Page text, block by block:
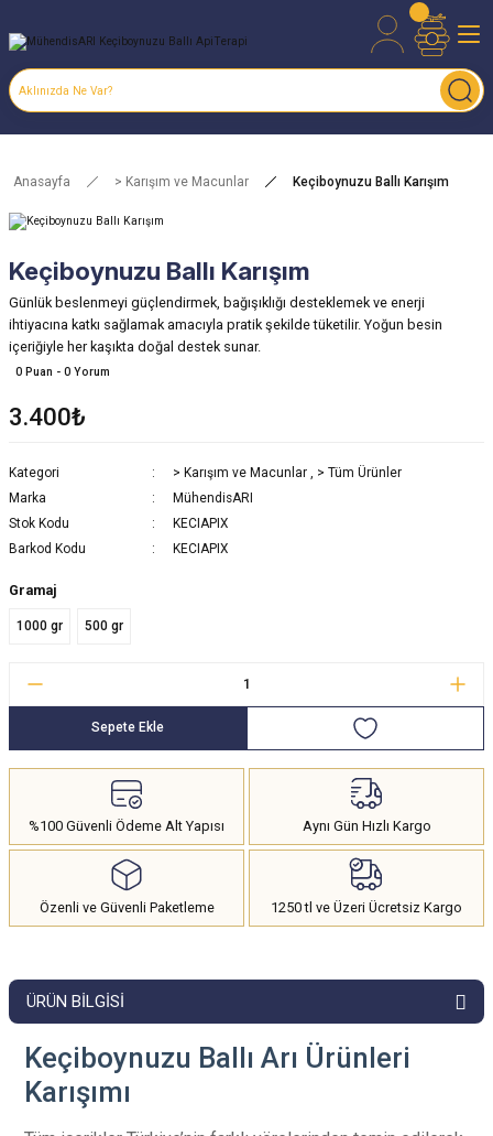
Anasayfa > Karışım ve Macunlar Keçiboynuzu Ballı Karışım
Keçiboynuzu Ballı Karışım
Günlük beslenmeyi güçlendirmek, bağışıklığı desteklemek ve enerji
ihtiyacına katkı sağlamak amacıyla pratik şekilde tüketilir. Yoğun besin
içeriğiyle her kaşıkta doğal destek sunar.
0 Puan - 0 Yorum
3.400₺
Kategori > Karışım ve Macunlar , > Tüm Ürünler
Marka
MühendisARI
Stok Kodu
KECIAPIX
Barkod Kodu
KECIAPIX
Gramaj
1000 gr 500 gr
Sepete Ekle
%100 Güvenli Ödeme Alt Yapısı Aynı Gün Hızlı Kargo
Özenli ve Güvenli Paketleme 1250 tl ve Üzeri Ücretsiz Kargo
ÜRÜN BILGISI
Keçiboynuzu Ballı Arı Ürünleri
Karışımı